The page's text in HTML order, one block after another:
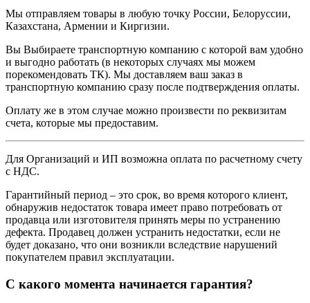
Мы отправляем товары в любую точку России, Белоруссии,
Казахстана, Армении и Киргизии.
Вы Выбираете транспортную компанию с которой вам удобно
и выгодно работать (в некоторых случаях мы можем
порекомендовать ТК). Мы доставляем ваш заказ в
транспортную компанию сразу после подтверждения оплаты.
Оплату же в этом случае можно произвести по реквизитам
счета, которые мы предоставим.
Для Организаций и ИП возможна оплата по расчетному счету
с НДС.
Гарантийный период – это срок, во время которого клиент,
обнаружив недостаток товара имеет право потребовать от
продавца или изготовителя принять меры по устранению
дефекта. Продавец должен устранить недостатки, если не
будет доказано, что они возникли вследствие нарушений
покупателем правил эксплуатации.
С какого момента начинается гарантия?